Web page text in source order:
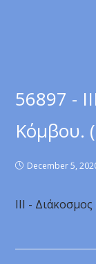
56897 -
Κόμβου.
December 5,
III - Διάκοσμος